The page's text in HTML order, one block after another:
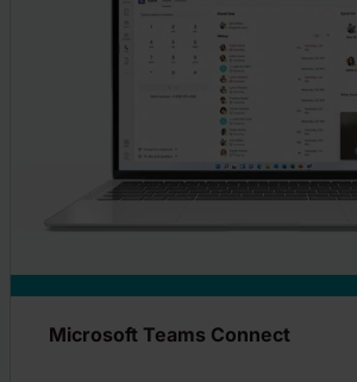
Microsoft Teams Connect